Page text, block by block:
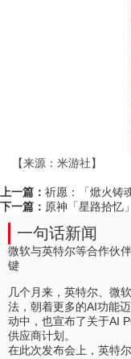
【来源：米游社】
上一篇： 祈愿：「焮火铸
下一篇： 原神「星路拾忆
一句话新闻
微软与英特尔等合作伙
键
几个月来，英特尔、微
法，朝着更多的AI功能
动中，也宣布了关于AI
供应商计划。
在此次发布会上，英特